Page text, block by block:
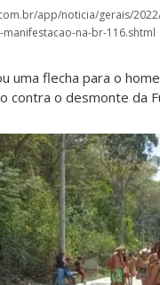
app/noticia/gerais/
na-br-116.shtml
uma flecha para o
contra o desmonte da